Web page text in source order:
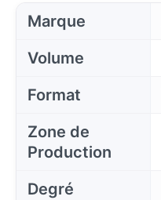
Marque
Volume
Format
Zone de
Production
Degré